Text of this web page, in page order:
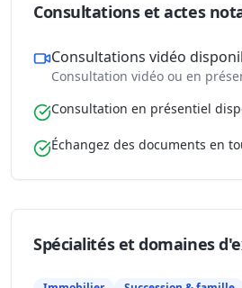
Consultations et actes
Consultations vidéo
Consultation vidéo ou en
Consultation en présentiel
Échangez des documents en
Spécialités et domaines